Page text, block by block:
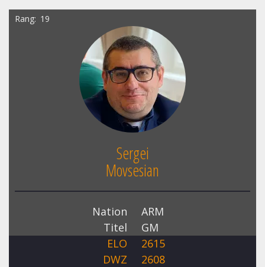
Rang 19
Sergei
Movsesian
Nation
ARM
Titel
GM
ELO
2615
DWZ
2608